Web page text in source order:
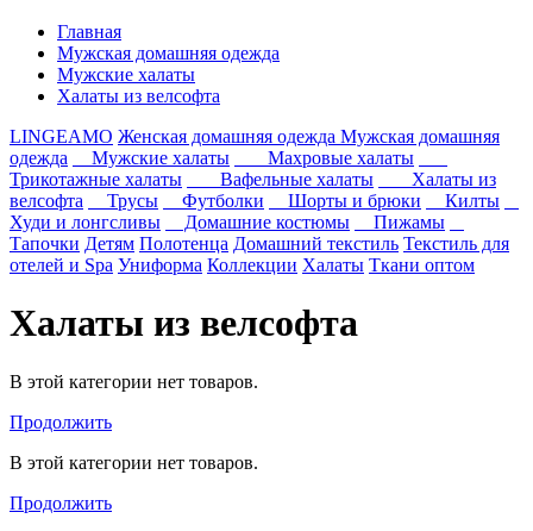
Главная
Мужская домашняя одежда
Мужские халаты
Халаты из велсофта
LINGEAMO Женская домашняя одежда Мужская домашняя
одежда
Мужские халаты
Махровые халаты
Трикотажные халаты
Вафельные халаты
Халаты из
велсофта
Трусы Футболки Шорты и брюки
Килты
Худи и лонгсливы
Домашние костюмы
Пижамы
Тапочки Детям Полотенца Домашний текстиль Текстиль для
отелей и Spa Униформа Коллекции Халаты Ткани оптом
Халаты из велсофта
В этой категории нет товаров.
Продолжить
В этой категории нет товаров.
Продолжить